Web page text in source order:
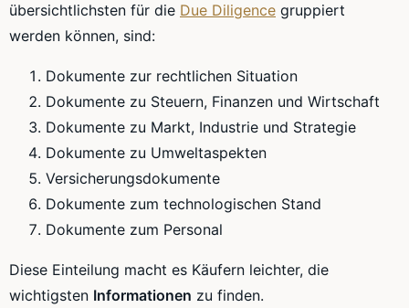
übersichtlichsten für die Due Diligence gruppiert
werden können, sind:
Dokumente zur rechtlichen Situation
Dokumente zu Steuern, Finanzen und Wirtschaft
Dokumente zu Markt, Industrie und Strategie
Dokumente zu Umweltaspekten
Versicherungsdokumente
Dokumente zum technologischen Stand
Dokumente zum Personal
Diese Einteilung macht es Käufern leichter, die
wichtigsten Informationen zu finden.